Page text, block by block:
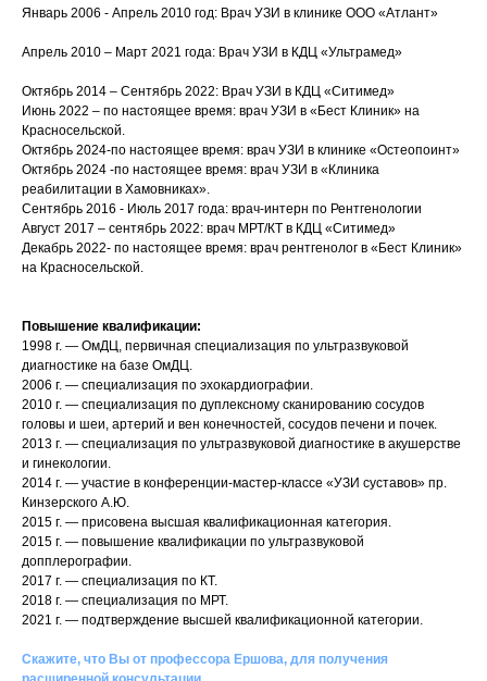
Январь 2006 - Апрель 2010 год: Врач УЗИ в клинике ООО «Атлант»
Апрель 2010 – Март 2021 года: Врач УЗИ в КДЦ «Ультрамед»
Октябрь 2014 – Сентябрь 2022: Врач УЗИ в КДЦ «Ситимед»
Июнь 2022 – по настоящее время: врач УЗИ в «Бест Клиник» на
Красносельской.
Октябрь 2024-по настоящее время: врач УЗИ в клинике «Остеопоинт»
Октябрь 2024 -по настоящее время: врач УЗИ в «Клиника
реабилитации в Хамовниках».
Сентябрь 2016 - Июль 2017 года: врач-интерн по Рентгенологии
Август 2017 – сентябрь 2022: врач МРТ/КТ в КДЦ «Ситимед»
Декабрь 2022- по настоящее время: врач рентгенолог в «Бест Клиник»
на Красносельской.
Повышение квалификации:
1998 г. — ОмДЦ, первичная специализация по ультразвуковой
диагностике на базе ОмДЦ.
2006 г. — специализация по эхокардиографии.
2010 г. — специализация по дуплексному сканированию сосудов
головы и шеи, артерий и вен конечностей, сосудов печени и почек.
2013 г. — специализация по ультразвуковой диагностике в акушерстве
и гинекологии.
2014 г. — участие в конференции-мастер-классе «УЗИ суставов» пр.
Кинзерского А.Ю.
2015 г. — присовена высшая квалификационная категория.
2015 г. — повышение квалификации по ультразвуковой
допплерографии.
2017 г. — специализация по КТ.
2018 г. — специализация по МРТ.
2021 г. — подтверждение высшей квалификационной категории.
Скажите, что Вы от профессора Ершова, для получения